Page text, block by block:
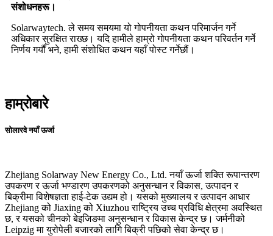
संशोधनहरू।
Solarwaytech. ले समय समयमा यो गोपनीयता कथन परिमार्जन गर्ने
अधिकार सुरक्षित राख्छ। यदि हामीले हाम्रो गोपनीयता कथन परिवर्तन गर्ने
निर्णय गर्यौं भने, हामी संशोधित कथन यहाँ पोस्ट गर्नेछौं।
हाम्रोबारे
सोलारवे नयाँ ऊर्जा
Zhejiang Solarway New Energy Co., Ltd. नयाँ ऊर्जा शक्ति रूपान्तरण
उपकरण र ऊर्जा भण्डारण उपकरणको अनुसन्धान र विकास, उत्पादन र
बिक्रीमा विशेषज्ञता हाई-टेक उद्यम हो। यसको मुख्यालय र उत्पादन आधार
Zhejiang को Jiaxing को Xiuzhou राष्ट्रिय उच्च प्रविधि क्षेत्रमा अवस्थित
छ, र यसको चीनको बेइजिङमा अनुसन्धान र विकास केन्द्र छ। जर्मनीको
Leipzig मा युरोपेली बजारको लागि बिक्री पछिको सेवा केन्द्र छ।